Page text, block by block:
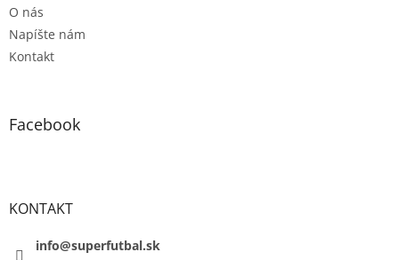
O nás
Napíšte nám
Kontakt
Facebook
KONTAKT
info@superfutbal.sk